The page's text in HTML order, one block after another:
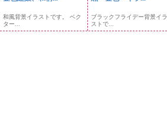
和風背景イラストです。 ベク
ター...
ブラックフライデー背景イラ
ストで...